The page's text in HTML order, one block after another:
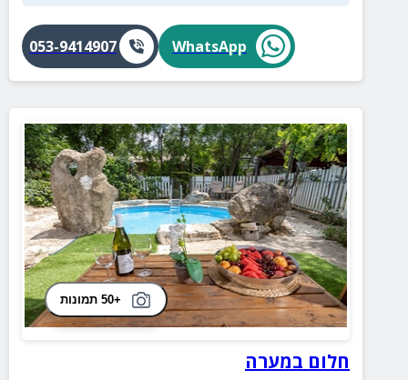
WhatsApp
053-9414907
+50 תמונות
חלום במערה